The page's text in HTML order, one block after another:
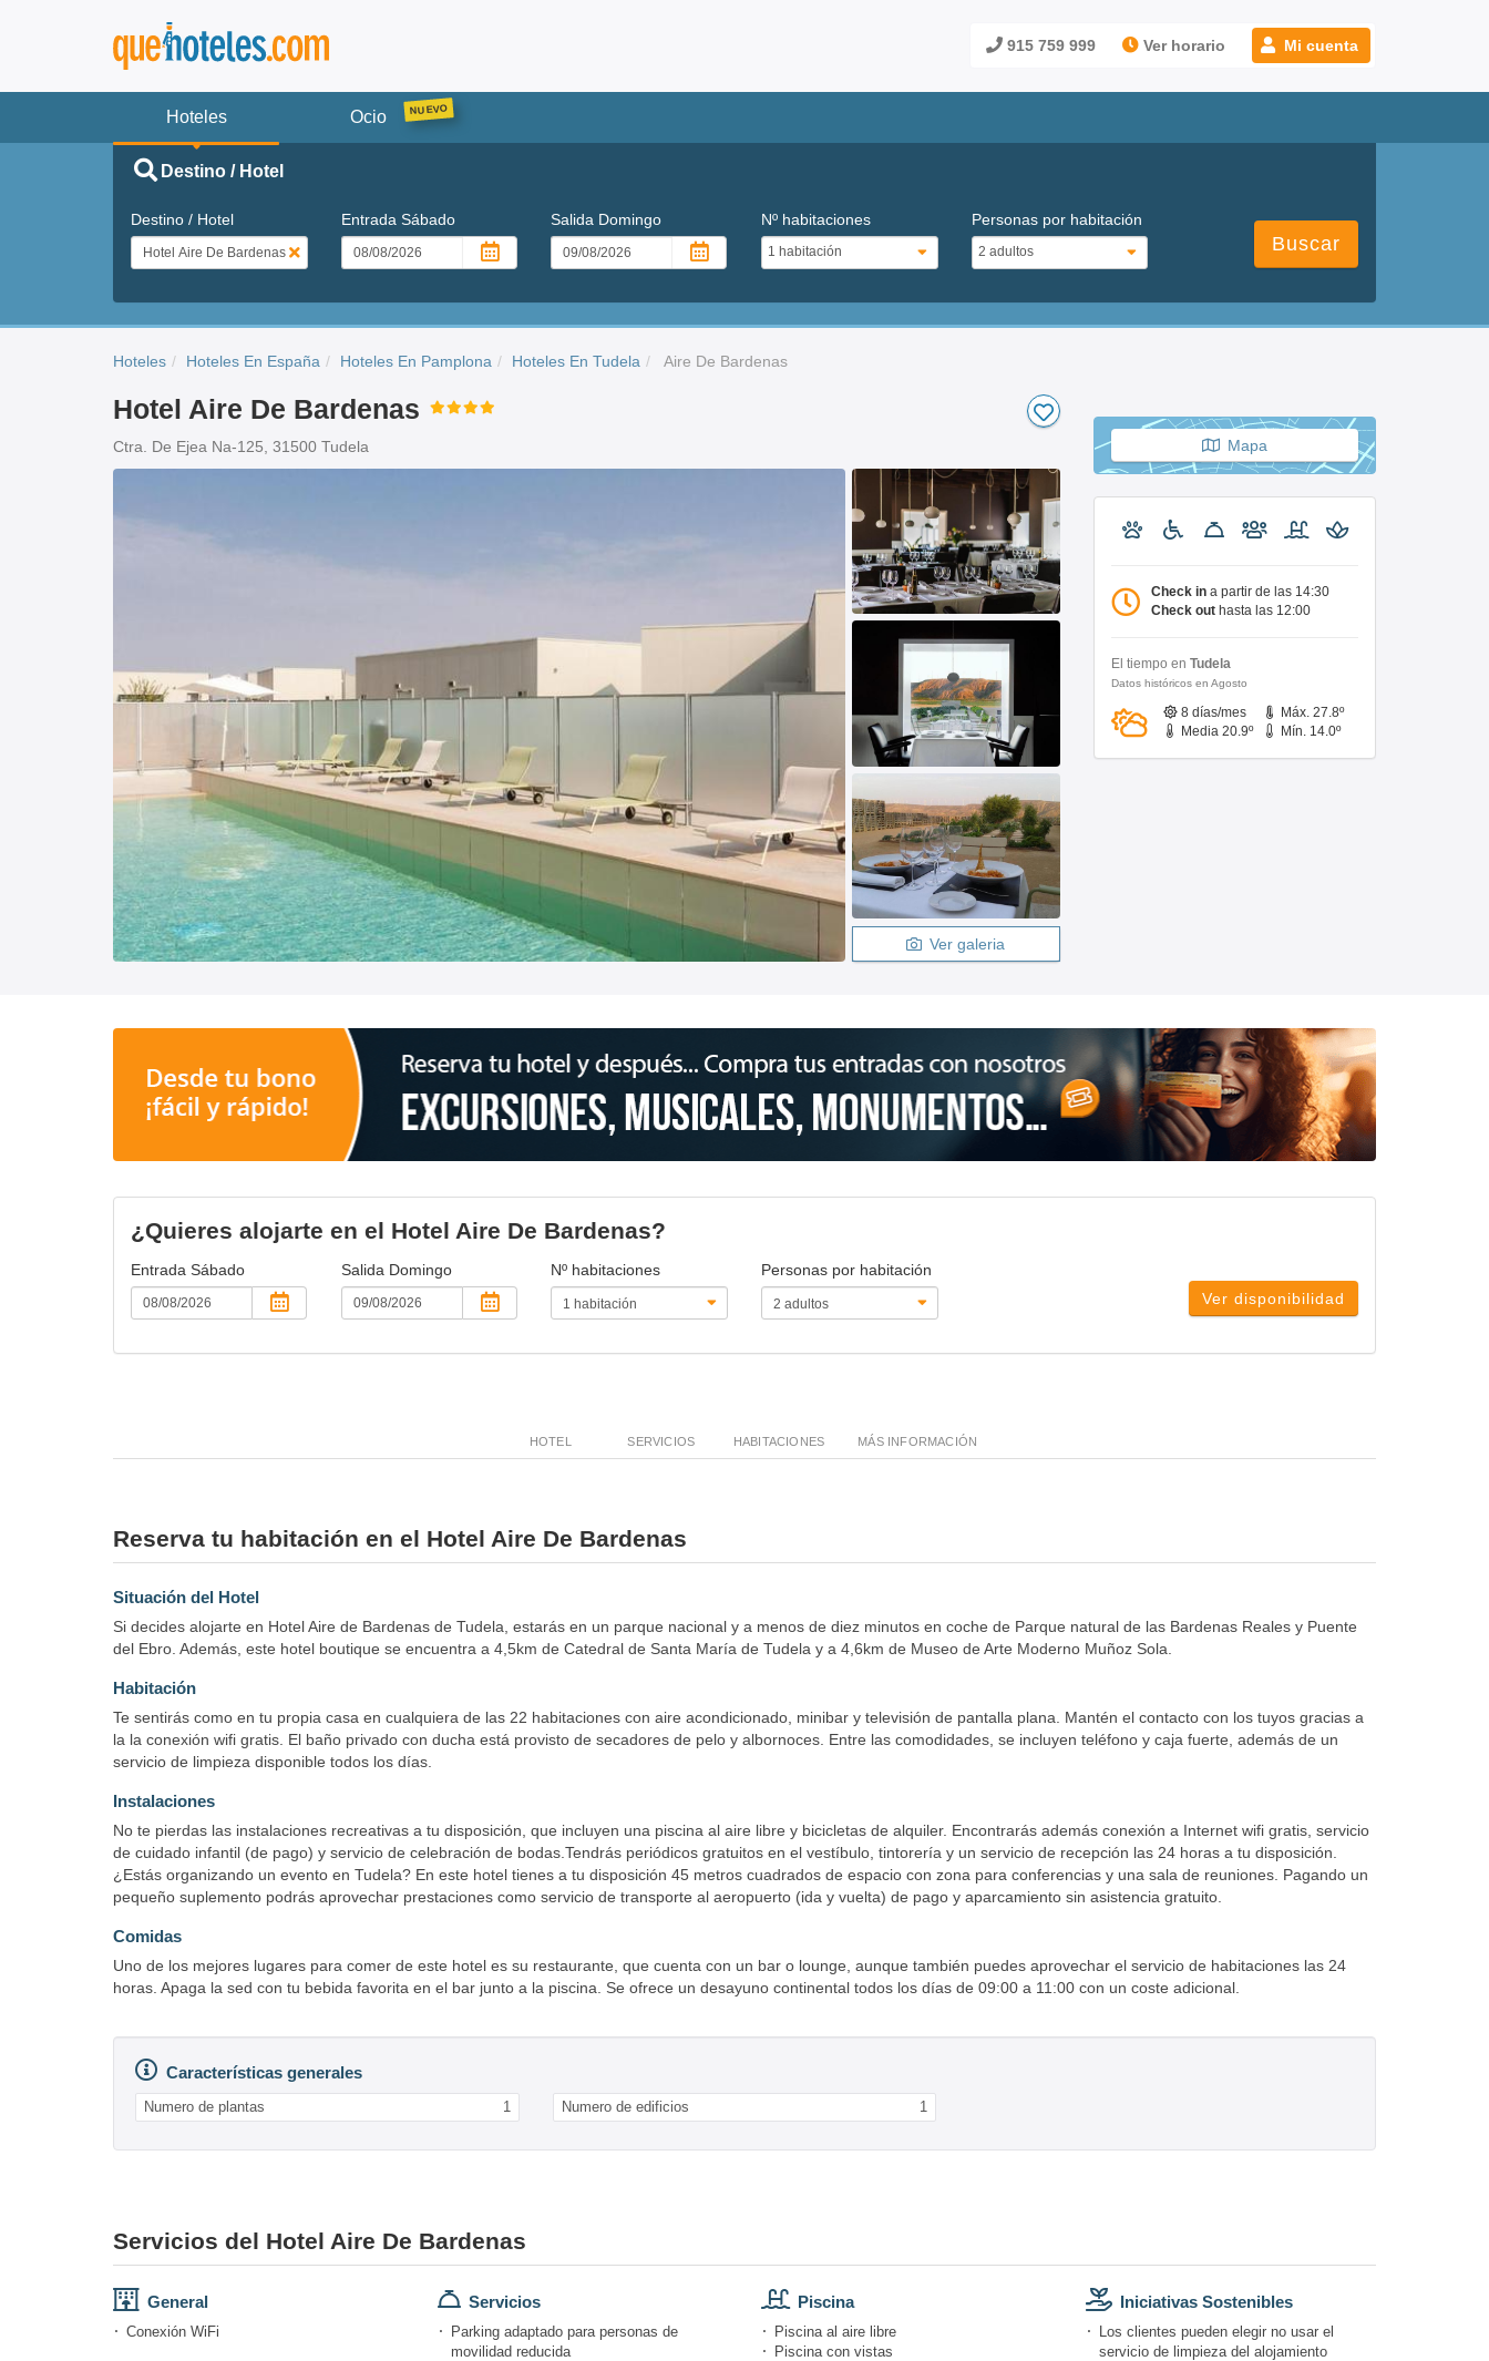
915 759 999 Ver horario Mi cuenta
Hoteles Ocio
Destino / Hotel
Destino / Hotel Entrada Sábado Salida Domingo Nº habitaciones Personas por habitación
Buscar
Hoteles Hoteles En España Hoteles En Pamplona Hoteles En Tudela Aire De Bardenas
Hotel Aire De Bardenas
Ctra. De Ejea Na-125, 31500 Tudela
Ver galeria
Mapa
Check in a partir de las 14:30
Check out hasta las 12:00
El tiempo en Tudela
Datos históricos en Agosto
8 días/mes
Máx. 27.8º
Media 20.9º
Mín. 14.0º
¿Quieres alojarte en el Hotel Aire De Bardenas?
Entrada Sábado Salida Domingo Nº habitaciones
Personas por habitación
Ver disponibilidad
HOTEL SERVICIOS HABITACIONES MÁS INFORMACIÓN
Reserva tu habitación en el Hotel Aire De Bardenas
Situación del Hotel
Si decides alojarte en Hotel Aire de Bardenas de Tudela, estarás en un parque nacional y a menos de diez minutos en coche de Parque natural de las Bardenas Reales y Puente
del Ebro. Además, este hotel boutique se encuentra a 4,5km de Catedral de Santa María de Tudela y a 4,6km de Museo de Arte Moderno Muñoz Sola.
Habitación
Te sentirás como en tu propia casa en cualquiera de las 22 habitaciones con aire acondicionado, minibar y televisión de pantalla plana. Mantén el contacto con los tuyos gracias a
la la conexión wifi gratis. El baño privado con ducha está provisto de secadores de pelo y albornoces. Entre las comodidades, se incluyen teléfono y caja fuerte, además de un
servicio de limpieza disponible todos los días.
Instalaciones
No te pierdas las instalaciones recreativas a tu disposición, que incluyen una piscina al aire libre y bicicletas de alquiler. Encontrarás además conexión a Internet wifi gratis, servicio
de cuidado infantil (de pago) y servicio de celebración de bodas.Tendrás periódicos gratuitos en el vestíbulo, tintorería y un servicio de recepción las 24 horas a tu disposición.
¿Estás organizando un evento en Tudela? En este hotel tienes a tu disposición 45 metros cuadrados de espacio con zona para conferencias y una sala de reuniones. Pagando un
pequeño suplemento podrás aprovechar prestaciones como servicio de transporte al aeropuerto (ida y vuelta) de pago y aparcamiento sin asistencia gratuito.
Comidas
Uno de los mejores lugares para comer de este hotel es su restaurante, que cuenta con un bar o lounge, aunque también puedes aprovechar el servicio de habitaciones las 24
horas. Apaga la sed con tu bebida favorita en el bar junto a la piscina. Se ofrece un desayuno continental todos los días de 09:00 a 11:00 con un coste adicional.
Características generales
Numero de plantas 1 Numero de edificios 1
Servicios del Hotel Aire De Bardenas
General
Conexión WiFi
Servicios
Parking adaptado para personas de
movilidad reducida
Piscina
Piscina al aire libre
Piscina con vistas
Iniciativas Sostenibles
Los clientes pueden elegir no usar el
servicio de limpieza del alojamiento